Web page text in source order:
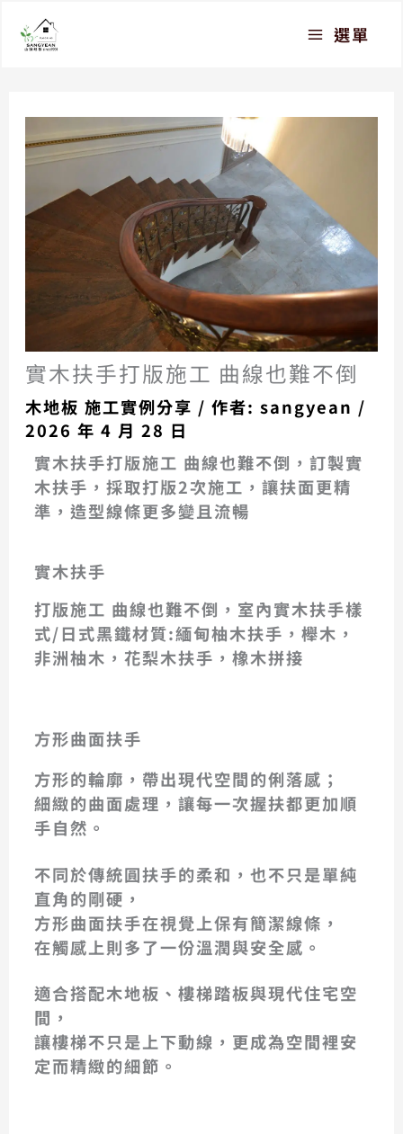
選單
實木扶手打版施工 曲線也難不倒
木地板 施工實例分享 / 作者:sangyean /
2026 年 4 月 28 日
實木扶手打版施工 曲線也難不倒，訂製實
木扶手，採取打版2次施工，讓扶面更精
準，造型線條更多變且流暢
實木扶手
打版施工 曲線也難不倒，室內實木扶手樣
式/日式黑鐵材質:緬甸柚木扶手，櫸木，
非洲柚木，花梨木扶手，橡木拼接
花梨木實木扇形扶手 轉盤如意柱
實木扶手打版施工 曲線也難不倒
花梨木實木扇形扶手
花梨木實木扇形扶手
花梨木實木扇形扶手 轉盤如意柱
非洲柚木扶手 白色車枳
非洲柚木扶手本色
非洲柚木扶手本色
非洲柚木扶手本色
黑鐵，非洲柚木，日式風格扶手
黑鐵，非洲柚木，日式風格扶手
實木扶手與超耐磨地板施作樓梯
實木扶手與實木樓梯踏板
實木扶手與樓梯踏板
實木扶手與超耐磨地板施作樓梯
實木扶手與樓梯踏板
實木扶手與樓梯踏板
柚木實木踏板與樓梯扶手
方形曲面扶手
方形的輪廓，帶出現代空間的俐落感；
細緻的曲面處理，讓每一次握扶都更加順
手自然。
不同於傳統圓扶手的柔和，也不只是單純
直角的剛硬，
方形曲面扶手在視覺上保有簡潔線條，
在觸感上則多了一份溫潤與安全感。
適合搭配木地板、樓梯踏板與現代住宅空
間，
讓樓梯不只是上下動線，更成為空間裡安
定而精緻的細節。